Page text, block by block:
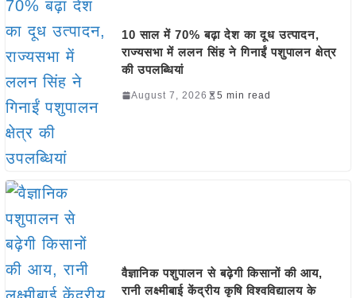
10 साल में 70% बढ़ा देश का दूध उत्पादन,
राज्यसभा में ललन सिंह ने गिनाईं पशुपालन क्षेत्र
की उपलब्धियां
August 7, 2026 5 min read
वैज्ञानिक पशुपालन से बढ़ेगी किसानों की आय,
रानी लक्ष्मीबाई केंद्रीय कृषि विश्वविद्यालय के